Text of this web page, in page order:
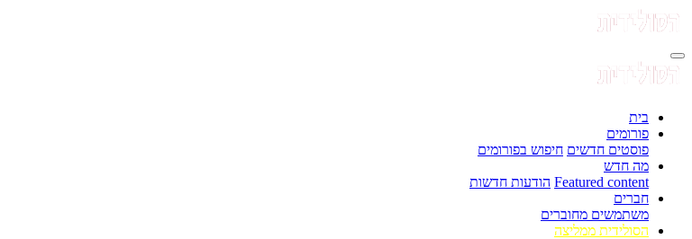
בית
פורומים
פוסטים חדשים חיפוש בפורומים
מה חדש
Featured content הודעות חדשות
חברים
משתמשים מחוברים
הסולידית ממליצה